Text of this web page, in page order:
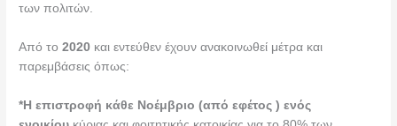
των πολιτών.
Από το2020 και εντεύθεν έχουν ανακοινωθεί μέτρα και
παρεμβάσεις όπως:
*Η επιστροφή κάθε Νοέμβριο (από εφέτος ) ενός